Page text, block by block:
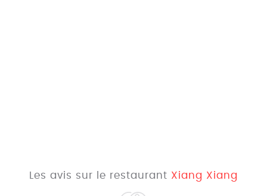
Les avis sur le restaurant Xiang Xiang